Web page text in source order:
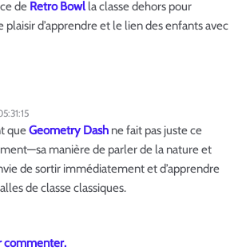
de Retro Bowl la classe dehors pour
d’apprendre et le lien des enfants avec
queGeometry Dash ne fait pas juste ce
manière de parler de la nature et
de sortir immédiatement et d’apprendre
de classe classiques.
commenter.